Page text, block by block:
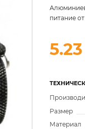
питание
Размер
Материал